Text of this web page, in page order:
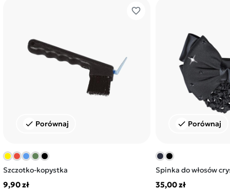
favorite_border
check Porównaj
Szczotko-kopystka
9,90 zł
check Porównaj
Spinka do włosów
35,00 zł